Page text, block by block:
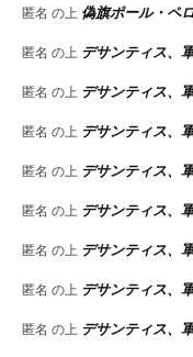
匿名 の上 偽旗ポール・ペ
匿名 の上 デサンティス、
匿名 の上 デサンティス、
匿名 の上 デサンティス、
匿名 の上 デサンティス、
匿名 の上 デサンティス、
匿名 の上 デサンティス、
匿名 の上 デサンティス、
匿名 の上 デサンティス、